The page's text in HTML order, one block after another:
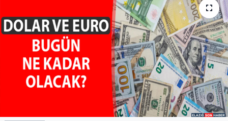
GENEL
GÜNDEM
HABERDE İNSAN
KÜLTÜR-SANAT